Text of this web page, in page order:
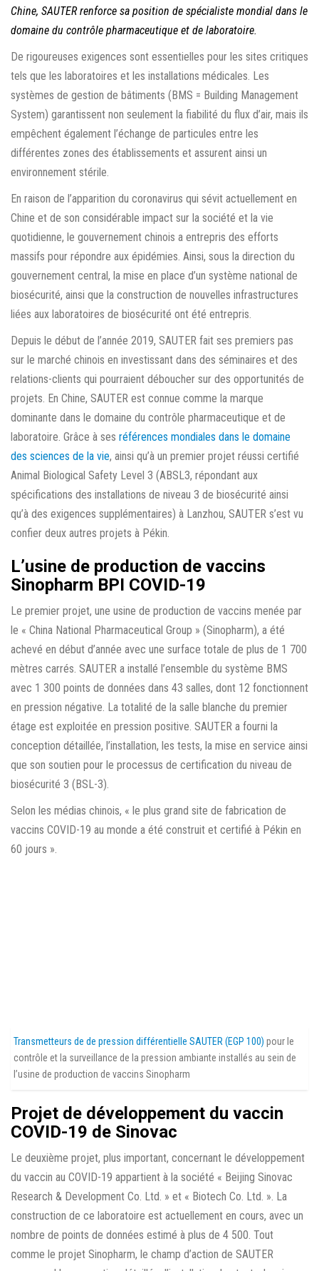
Chine, SAUTER renforce sa position de spécialiste mondial dans le
domaine du contrôle pharmaceutique et de laboratoire.
De rigoureuses exigences sont essentielles pour les sites critiques
tels que les laboratoires et les installations médicales. Les
systèmes de gestion de bâtiments (BMS = Building Management
System) garantissent non seulement la fiabilité du flux d’air, mais ils
empêchent également l’échange de particules entre les
différentes zones des établissements et assurent ainsi un
environnement stérile.
En raison de l’apparition du coronavirus qui sévit actuellement en
Chine et de son considérable impact sur la société et la vie
quotidienne, le gouvernement chinois a entrepris des efforts
massifs pour répondre aux épidémies. Ainsi, sous la direction du
gouvernement central, la mise en place d’un système national de
biosécurité, ainsi que la construction de nouvelles infrastructures
liées aux laboratoires de biosécurité ont été entrepris.
Depuis le début de l’année 2019, SAUTER fait ses premiers pas
sur le marché chinois en investissant dans des séminaires et des
relations-clients qui pourraient déboucher sur des opportunités de
projets. En Chine, SAUTER est connue comme la marque
dominante dans le domaine du contrôle pharmaceutique et de
laboratoire. Grâce à ses références mondiales dans le domaine
des sciences de la vie, ainsi qu’à un premier projet réussi certifié
Animal Biological Safety Level 3 (ABSL3, répondant aux
spécifications des installations de niveau 3 de biosécurité ainsi
qu’à des exigences supplémentaires) à Lanzhou, SAUTER s’est vu
confier deux autres projets à Pékin.
L’usine de production de vaccins
Sinopharm BPI COVID-19
Le premier projet, une usine de production de vaccins menée par
le « China National Pharmaceutical Group » (Sinopharm), a été
achevé en début d’année avec une surface totale de plus de 1 700
mètres carrés. SAUTER a installé l’ensemble du système BMS
avec 1 300 points de données dans 43 salles, dont 12 fonctionnent
en pression négative. La totalité de la salle blanche du premier
étage est exploitée en pression positive. SAUTER a fourni la
conception détaillée, l’installation, les tests, la mise en service ainsi
que son soutien pour le processus de certification du niveau de
biosécurité 3 (BSL-3).
Selon les médias chinois, « le plus grand site de fabrication de
vaccins COVID-19 au monde a été construit et certifié à Pékin en
60 jours ».
Transmetteurs de de pression différentielle SAUTER (EGP 100) pour le
contrôle et la surveillance de la pression ambiante installés au sein de
l’usine de production de vaccins Sinopharm
Projet de développement du vaccin
COVID-19 de Sinovac
Le deuxième projet, plus important, concernant le développement
du vaccin au COVID-19 appartient à la société « Beijing Sinovac
Research & Development Co. Ltd. » et « Biotech Co. Ltd. ». La
construction de ce laboratoire est actuellement en cours, avec un
nombre de points de données estimé à plus de 4 500. Tout
comme le projet Sinopharm, le champ d’action de SAUTER